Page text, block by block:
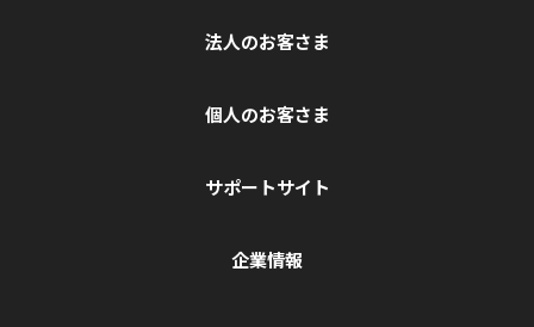
法人のお客さま
個人のお客さま
サポートサイト
企業情報